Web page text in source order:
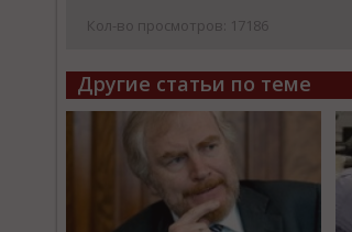
Кол-во просмотров: 17186
Другие статьи по теме